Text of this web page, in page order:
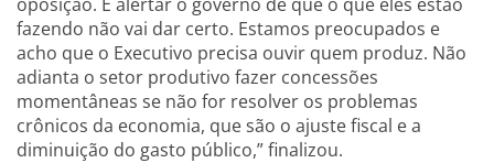
fazendo não vai dar certo. Estamos preocupados e
acho que o Executivo precisa ouvir quem produz. Não
adianta o setor produtivo fazer concessões
momentâneas se não for resolver os problemas
crônicos da economia, que são o ajuste fiscal e a
diminuição do gasto público,” finalizou.